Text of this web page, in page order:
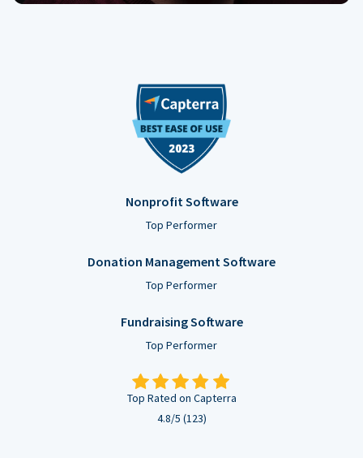
Nonprofit Software
Top Performer
Donation Management Software
Top Performer
Fundraising Software
Top Performer
Top Rated on Capterra
4.8/5 (123)